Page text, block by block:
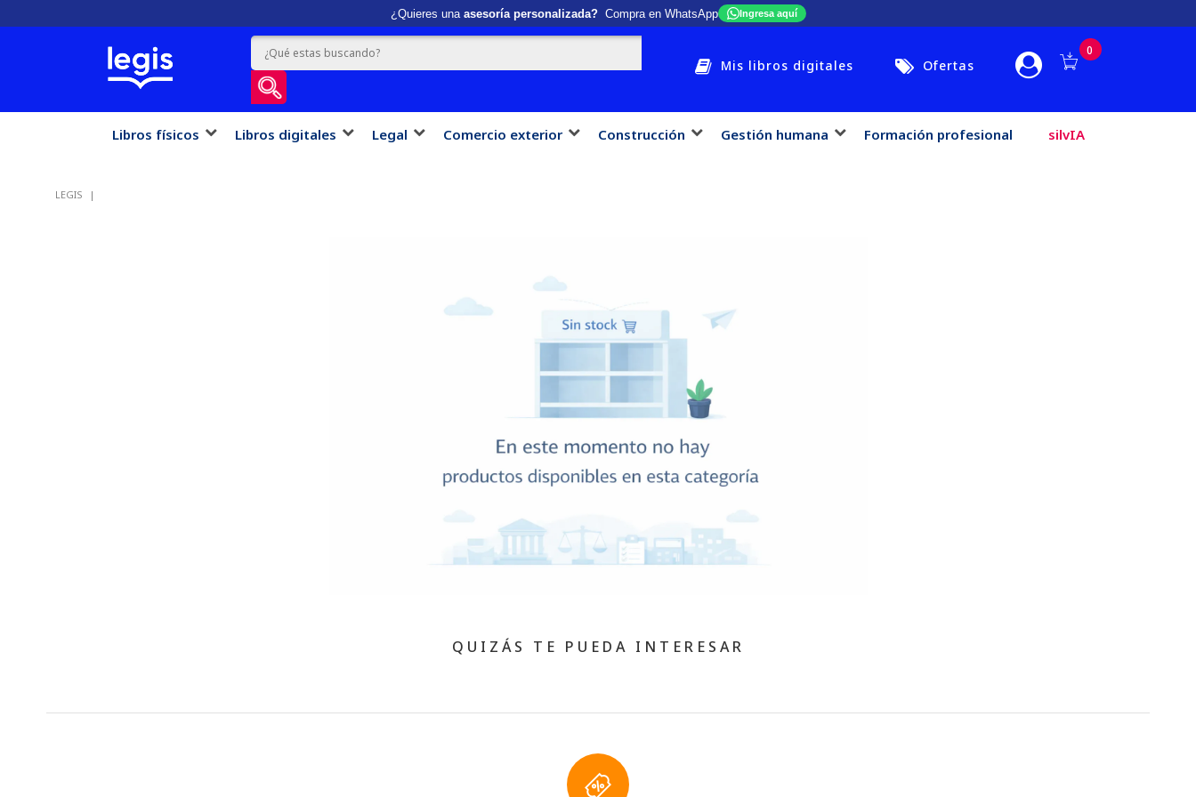
¿Quieres una asesoría personalizada?Compra en WhatsApp Ingresa aquí
Mis libros digitales Ofertas
0
Libros físicos Libros digitales Legal Comercio exterior Construcción Gestión humana Formación profesional silvIA
LEGIS
QUIZÁS TE PUEDA INTERESAR